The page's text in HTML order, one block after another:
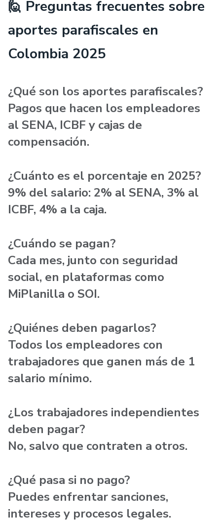
🙋 Preguntas frecuentes sobre
aportes parafiscales en
Colombia 2025
¿Qué son los aportes parafiscales?
Pagos que hacen los empleadores
al SENA, ICBF y cajas de
compensación.
¿Cuánto es el porcentaje en 2025?
9% del salario: 2% al SENA, 3% al
ICBF, 4% a la caja.
¿Cuándo se pagan?
Cada mes, junto con seguridad
social, en plataformas como
MiPlanilla o SOI.
¿Quiénes deben pagarlos?
Todos los empleadores con
trabajadores que ganen más de 1
salario mínimo.
¿Los trabajadores independientes
deben pagar?
No, salvo que contraten a otros.
¿Qué pasa si no pago?
Puedes enfrentar sanciones,
intereses y procesos legales.